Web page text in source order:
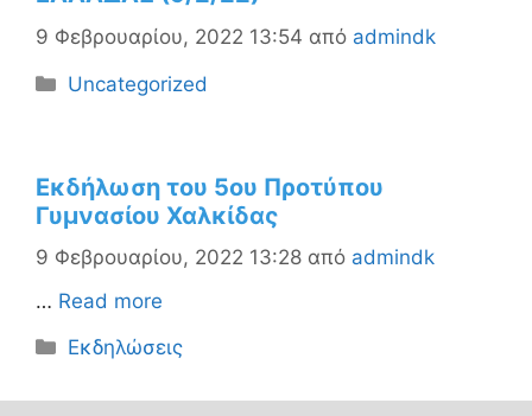
9 Φεβρουαρίου, 2022 13:54 από admindk
Κατηγορίες
Uncategorized
Εκδήλωση του 5ου Προτύπου
Γυμνασίου Χαλκίδας
9 Φεβρουαρίου, 2022 13:28 από admindk
… Read more
Κατηγορίες
Εκδηλώσεις